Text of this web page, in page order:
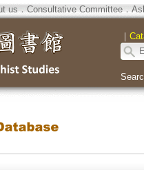
us．Consultative Committee．
｜